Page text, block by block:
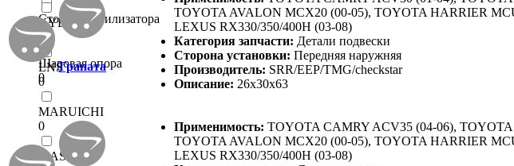
Стойка стабилизатора
0
Шаровая опора
0
KYB
0
LNS
0
MARUICHI
0
MASUMA
Граната
TOYOTA AVALON MCX20 (00-05), TOYOTA HARRIER
LEXUS RX330/350/400H (03-08)
Категория запчасти: Детали подвески
Сторона установки: Передняя наружняя
Производитель: SRR/EEP/TMG/checkstar
Описание: 26x30x63
Применимость: TOYOTA CAMRY ACV35 (04-06),
TOYOTA AVALON MCX20 (00-05), TOYOTA HARRIER
LEXUS RX330/350/400H (03-08)